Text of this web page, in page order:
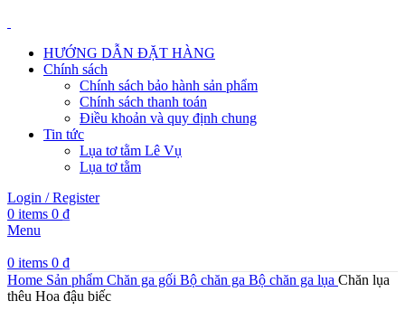
HƯỚNG DẪN ĐẶT HÀNG
Chính sách
Chính sách bảo hành sản phẩm
Chính sách thanh toán
Điều khoản và quy định chung
Tin tức
Lụa tơ tằm Lê Vụ
Lụa tơ tằm
Login / Register
0 items 0 ₫
Menu
0 items 0 ₫
Home Sản phẩm Chăn ga gối Bộ chăn ga Bộ chăn ga lụa Chăn lụa
thêu Hoa đậu biếc